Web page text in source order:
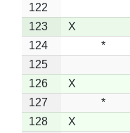
122
123
X
124
*
125
126
X
127
*
128
X